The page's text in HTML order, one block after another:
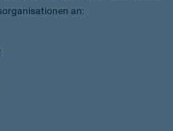
an: